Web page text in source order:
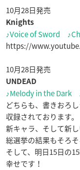
10月28日発売
Knights
♪Voice of Sword
https://
10月28日発売
UNDEAD
♪Melody in the Dark
どちらも、書きおろ
収録されております。
新キャラ、そして新
総選挙の結果もそろ
そして、明日15日の
幸せです！